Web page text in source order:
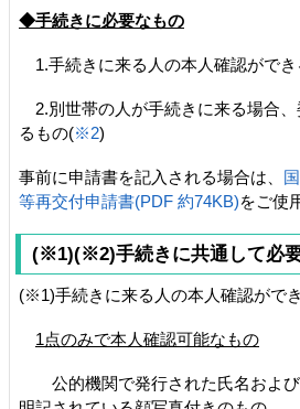
◆手続きに必要なもの
1.手続きに来る人の本人確認ができ
2.別世帯の人が手続きに来る場合
るもの(※2)
事前に申請書を記入される場合は、
等再交付申請書(PDF 約74KB)をご使
(※1)(※2)手続きに共通して必
(※1)手続きに来る人の本人確認がで
1点のみで本人確認可能なもの
公的機関で発行された氏名および